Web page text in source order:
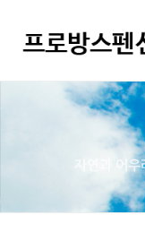
자연과 어